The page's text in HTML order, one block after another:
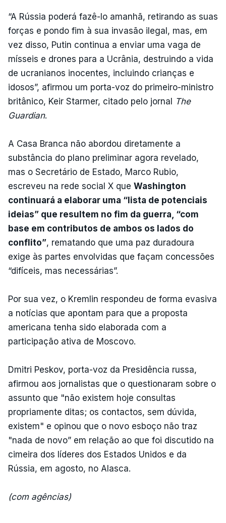
“A Rússia poderá fazê-lo amanhã, retirando as suas
forças e pondo fim à sua invasão ilegal, mas, em
vez disso, Putin continua a enviar uma vaga de
mísseis e drones para a Ucrânia, destruindo a vida
de ucranianos inocentes, incluindo crianças e
idosos”, afirmou um porta-voz do primeiro-ministro
britânico, Keir Starmer, citado pelo jornal The
Guardian.
A Casa Branca não abordou diretamente a
substância do plano preliminar agora revelado,
mas o Secretário de Estado, Marco Rubio,
escreveu na rede social X que Washington
continuará a elaborar uma “lista de potenciais
ideias” que resultem no fim da guerra, “com
base em contributos de ambos os lados do
conflito”, rematando que uma paz duradoura
exige às partes envolvidas que façam concessões
“difíceis, mas necessárias”.
Por sua vez, o Kremlin respondeu de forma evasiva
a notícias que apontam para que a proposta
americana tenha sido elaborada com a
participação ativa de Moscovo.
Dmitri Peskov, porta-voz da Presidência russa,
afirmou aos jornalistas que o questionaram sobre o
assunto que "não existem hoje consultas
propriamente ditas; os contactos, sem dúvida,
existem" e opinou que o novo esboço não traz
"nada de novo” em relação ao que foi discutido na
cimeira dos líderes dos Estados Unidos e da
Rússia, em agosto, no Alasca.
(com agências)